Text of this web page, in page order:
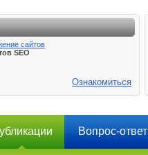
сайтов
SEO
Ознакомиться
Вопрос-ответ